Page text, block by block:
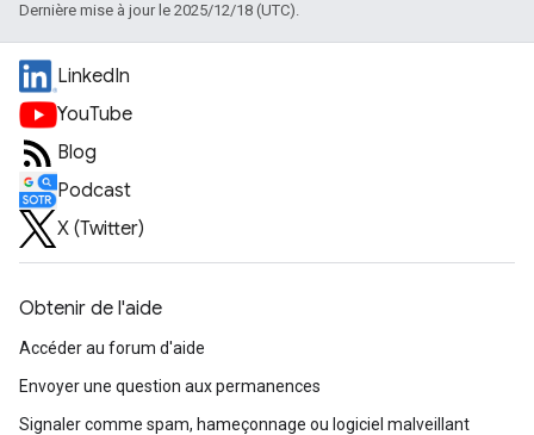
Dernière mise à jour le 2025/12/18 (UTC).
LinkedIn
YouTube
Blog
Podcast
X (Twitter)
Obtenir de l'aide
Accéder au forum d'aide
Envoyer une question aux permanences
Signaler comme spam, hameçonnage ou logiciel malveillant